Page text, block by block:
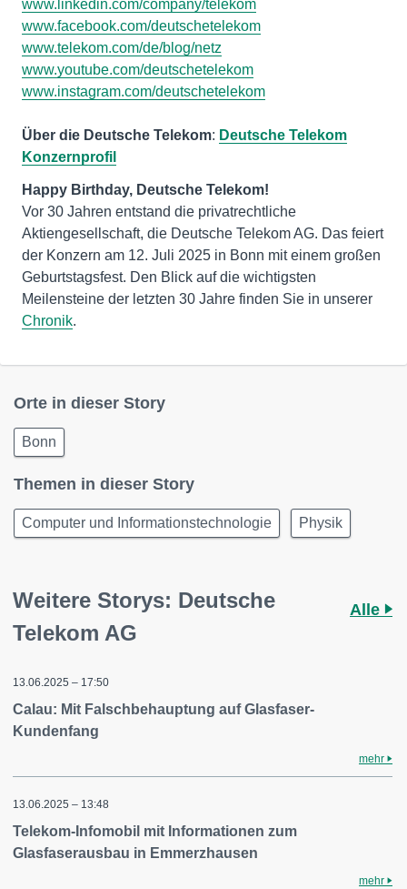
www.linkedin.com/company/telekom
www.facebook.com/deutschetelekom
www.telekom.com/de/blog/netz
www.youtube.com/deutschetelekom
www.instagram.com/deutschetelekom
Über die Deutsche Telekom: Deutsche Telekom
Konzernprofil
Vor 30 Jahren entstand die privatrechtliche
Aktiengesellschaft, die Deutsche Telekom AG. Das feiert
der Konzern am 12. Juli 2025 in Bonn mit einem großen
Geburtstagsfest. Den Blick auf die wichtigsten
Meilensteine der letzten 30 Jahre finden Sie in unserer
Chronik.
Orte in dieser Story
Bonn
Themen in dieser Story
Computer und Informationstechnologie Physik
Weitere Storys: Deutsche
Telekom AG
Alle
13.06.2025 – 17:50
Calau: Mit Falschbehauptung auf Glasfaser-
Kundenfang
mehr
13.06.2025 – 13:48
Telekom-Infomobil mit Informationen zum
Glasfaserausbau in Emmerzhausen
mehr